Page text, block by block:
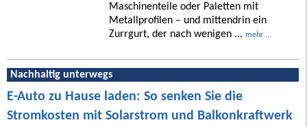
Maschinenteile oder Paletten mit
Metallprofilen – und mittendrin ein
Zurrgurt, der nach wenigen ... mehr ...
Nachhaltig unterwegs
E-Auto zu Hause laden: So senken Sie die
Stromkosten mit Solarstrom und Balkonkraftwerk